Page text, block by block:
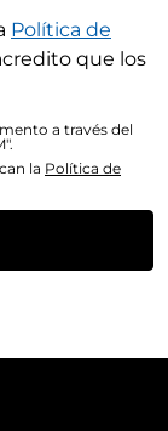
Política de
que los
a través del
la Política de